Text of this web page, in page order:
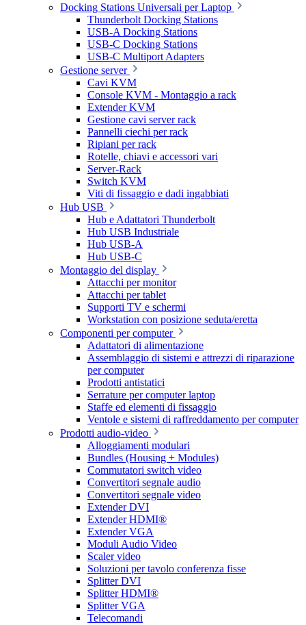
Docking Stations Universali per Laptop
Thunderbolt Docking Stations
USB-A Docking Stations
USB-C Docking Stations
USB-C Multiport Adapters
Gestione server
Cavi KVM
Console KVM - Montaggio a rack
Extender KVM
Gestione cavi server rack
Pannelli ciechi per rack
Ripiani per rack
Rotelle, chiavi e accessori vari
Server-Rack
Switch KVM
Viti di fissaggio e dadi ingabbiati
Hub USB
Hub e Adattatori Thunderbolt
Hub USB Industriale
Hub USB-A
Hub USB-C
Montaggio del display
Attacchi per monitor
Attacchi per tablet
Supporti TV e schermi
Workstation con posizione seduta/eretta
Componenti per computer
Adattatori di alimentazione
Assemblaggio di sistemi e attrezzi di riparazione
per computer
Prodotti antistatici
Serrature per computer laptop
Staffe ed elementi di fissaggio
Ventole e sistemi di raffreddamento per computer
Prodotti audio-video
Alloggiamenti modulari
Bundles (Housing + Modules)
Commutatori switch video
Convertitori segnale audio
Convertitori segnale video
Extender DVI
Extender HDMI®
Extender VGA
Moduli Audio Video
Scaler video
Soluzioni per tavolo conferenza fisse
Splitter DVI
Splitter HDMI®
Splitter VGA
Telecomandi